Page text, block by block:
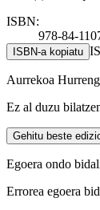
ISBN:
978-84-
ISBN-a kopiatu
Aurrekoa
Ez al duzu
Gehitu beste
Egoera ondo
Errorea egoera